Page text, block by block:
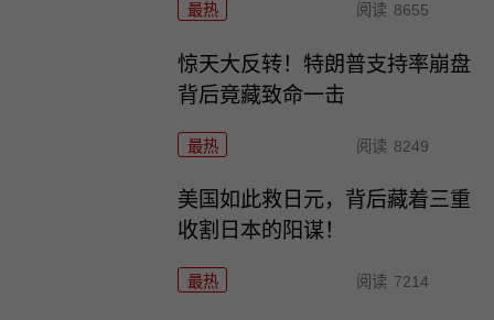
最热 阅读 8655
惊天大反转！特朗普支持率崩盘
背后竟藏致命一击
最热 阅读 8249
美国如此救日元，背后藏着三重
收割日本的阳谋！
最热 阅读 7214